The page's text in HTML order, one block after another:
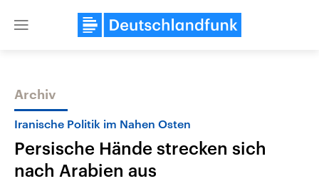
Close
Themen
Archiv
Iranische Politik im Nahen Osten
Persische Hände strecken sich
nach Arabien aus